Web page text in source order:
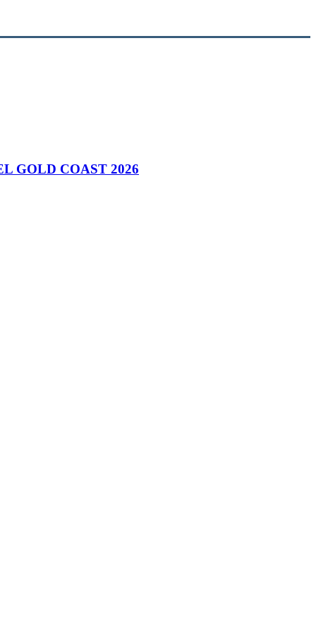
GOLD COAST 2026